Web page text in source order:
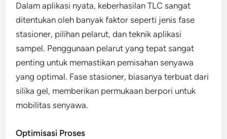
Dalam aplikasi nyata, keberhasilan TLC sangat
ditentukan oleh banyak faktor seperti jenis fase
stasioner, pilihan pelarut, dan teknik aplikasi
sampel. Penggunaan pelarut yang tepat sangat
penting untuk memastikan pemisahan senyawa
yang optimal. Fase stasioner, biasanya terbuat dari
silika gel, memberikan permukaan berpori untuk
mobilitas senyawa.
Optimisasi Proses